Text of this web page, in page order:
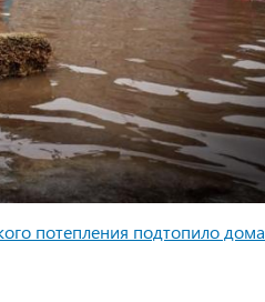
потепления подтопило дома